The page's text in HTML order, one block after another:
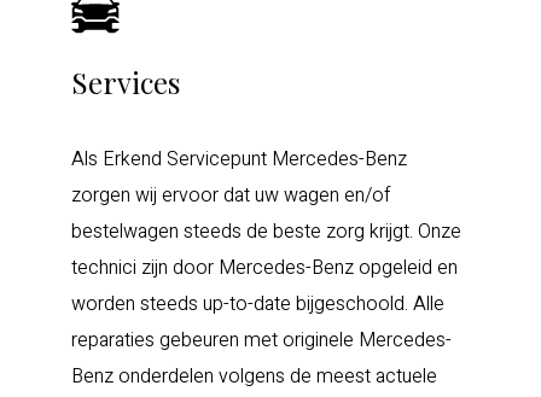
Services
Als Erkend Servicepunt Mercedes-Benz
zorgen wij ervoor dat uw wagen en/of
bestelwagen steeds de beste zorg krijgt. Onze
technici zijn door Mercedes-Benz opgeleid en
worden steeds up-to-date bijgeschoold. Alle
reparaties gebeuren met originele Mercedes-
Benz onderdelen volgens de meest actuele